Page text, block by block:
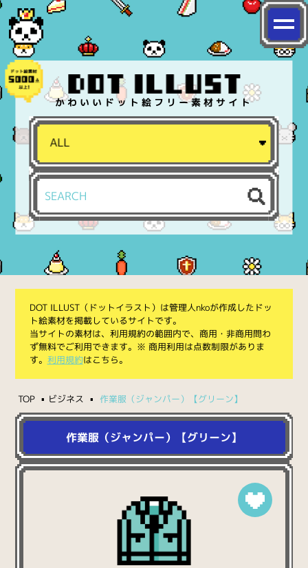
かわいいドット絵フリー素材サイト
DOT ILLUST（ドットイラスト）は管理人nkoが作成したドッ
ト絵素材を掲載しているサイトです。
当サイトの素材は、利用規約の範囲内で、商用・非商用問わ
ず無料でご利用できます。※ 商用利用は点数制限がありま
す。 利用規約はこちら。
TOP ビジネス 作業服（ジャンパー）【グリーン】
作業服（ジャンパー）【グリーン】